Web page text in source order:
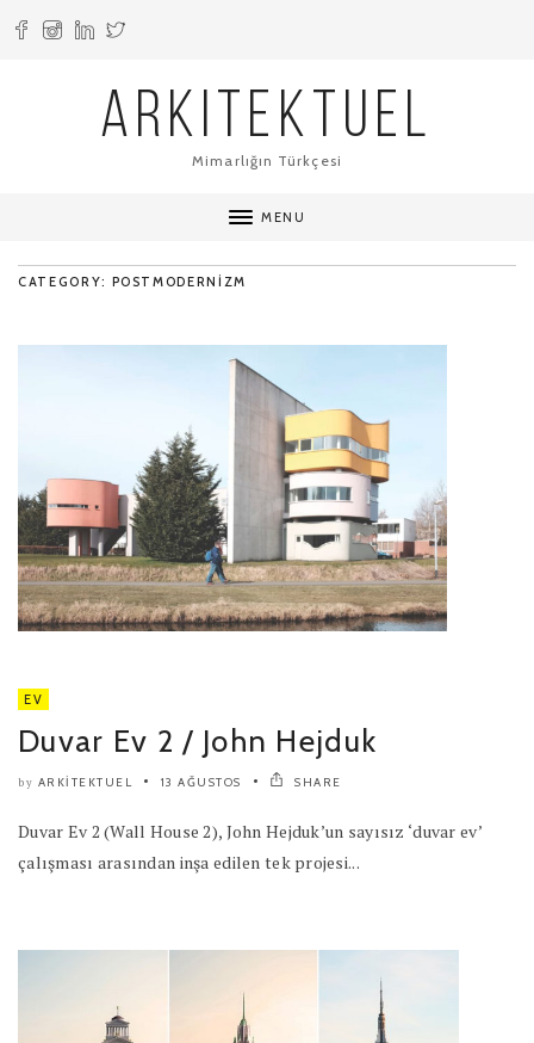
ARKITEKTUEL
Mimarlığın Türkçesi
MENU
CATEGORY: POSTMODERNIZM
EV
Duvar Ev 2 / John Hejduk
by ARKITEKTUEL 13 AĞUSTOS SHARE
Duvar Ev 2 (Wall House 2), John Hejduk’un sayısız ‘duvar ev’
çalışması arasından inşa edilen tek projesi...